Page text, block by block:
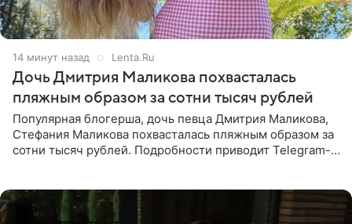
14 минут назад Lenta.Ru
Дочь Дмитрия Маликова похвасталась
пляжным образом за сотни тысяч рублей
Популярная блогерша, дочь певца Дмитрия Маликова,
Стефания Маликова похвасталась пляжным образом за
сотни тысяч рублей. Подробности приводит Telegram-